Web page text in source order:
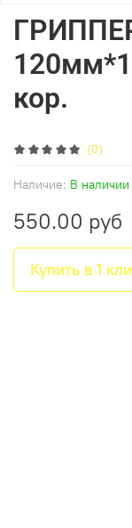
(0)
Наличие: В наличии
кор.
550.00 руб
Купить в 1